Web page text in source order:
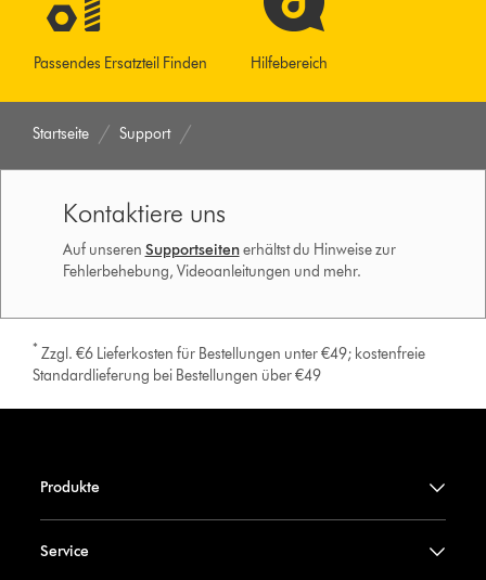
Passendes Ersatzteil Finden Hilfebereich
Startseite Support
Kontaktiere uns
Auf unseren Supportseiten erhältst du Hinweise zur
Fehlerbehebung, Videoanleitungen und mehr.
* Zzgl. €6 Lieferkosten für Bestellungen unter €49; kostenfreie
Standardlieferung bei Bestellungen über €49
Produkte
Service